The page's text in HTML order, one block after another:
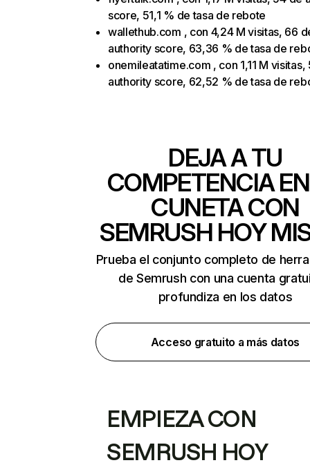
score, 51,1 % de tasa de rebote
wallethub.com , con 4,24 M visitas, 66
authority score, 63,36 % de tasa de
onemileatatime.com , con 1,11 M visitas,
authority score, 62,52 % de tasa de
DEJA A TU
COMPETENCIA
CUNETA CON
SEMRUSH HOY
Prueba el conjunto completo de
de Semrush con una cuenta
profundiza en los datos
Acceso gratuito a más datos
EMPIEZA CON
SEMRUSH HOY